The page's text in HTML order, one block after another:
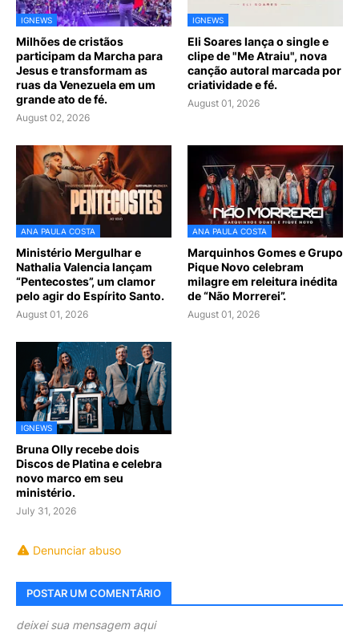
IGNEWS
Milhões de cristãos
participam da Marcha para
Jesus e transformam as
ruas da Venezuela em um
grande ato de fé.
August 02, 2026
IGNEWS
Eli Soares lança o single e
clipe de "Me Atraiu", nova
canção autoral marcada por
criatividade e fé.
August 01, 2026
ANA PAULA COSTA
Ministério Mergulhar e
Nathalia Valencia lançam
“Pentecostes”, um clamor
pelo agir do Espírito Santo.
August 01, 2026
ANA PAULA COSTA
Marquinhos Gomes e Grupo
Pique Novo celebram
milagre em releitura inédita
de “Não Morrerei”.
August 01, 2026
IGNEWS
Bruna Olly recebe dois
Discos de Platina e celebra
novo marco em seu
ministério.
July 31, 2026
Denunciar abuso
POSTAR UM COMENTÁRIO
deixei sua mensagem aqui